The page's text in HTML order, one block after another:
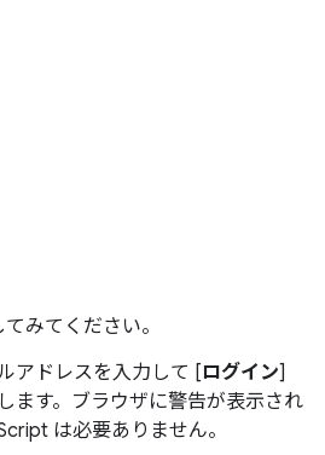
みてください。
アドレスを入力して [ログイン]
ます。ブラウザに警告が表示され
は必要ありません。